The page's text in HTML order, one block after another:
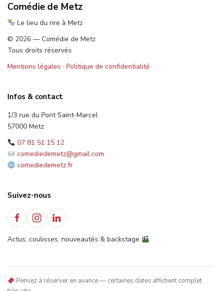
Comédie de Metz
Le lieu du rire à Metz
© 2026 — Comédie de Metz
Tous droits réservés
Mentions légales · Politique de confidentialité
Infos & contact
1/3 rue du Pont Saint-Marcel
57000 Metz
07 81 51 15 12
comediedemetz@gmail.com
comediedemetz.fr
Suivez-nous
Actus, coulisses, nouveautés & backstage
Pensez à réserver en avance — certaines dates affichent complet